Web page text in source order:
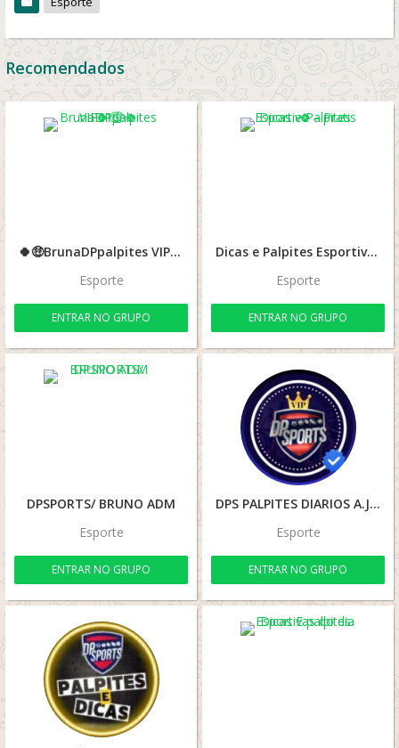
Recomendados
🍀🤑BrunaDPpalpites VIP01🤑🍀
Esporte
ENTRAR NO GRUPO
Dicas e Palpites Esportivo – Pratis 🍀
Esporte
ENTRAR NO GRUPO
DPSPORTS/ BRUNO ADM
Esporte
ENTRAR NO GRUPO
DPS PALPITES DIARIOS A.J🏆
Esporte
ENTRAR NO GRUPO